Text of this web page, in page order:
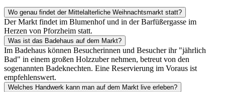
Wo genau findet der Mittelalterliche Weihnachtsmarkt statt?
Der Markt findet im Blumenhof und in der Barfüßergasse im
Herzen von Pforzheim statt.
Was ist das Badehaus auf dem Markt?
Im Badehaus können Besucherinnen und Besucher ihr "jährlich
Bad" in einem großen Holzzuber nehmen, betreut von den
sogenannten Badeknechten. Eine Reservierung im Voraus ist
empfehlenswert.
Welches Handwerk kann man auf dem Markt live erleben?